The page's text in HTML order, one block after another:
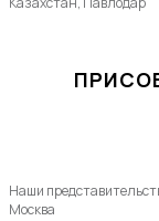
Наши
Москва